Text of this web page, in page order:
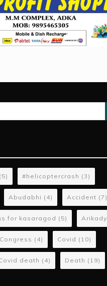
(5) #helicoptercrash (3)
Abudabhi (4) Accident (7)
for kasaragod (5) Arikady
Congress (4) Covid (10)
death (4) Death (19)